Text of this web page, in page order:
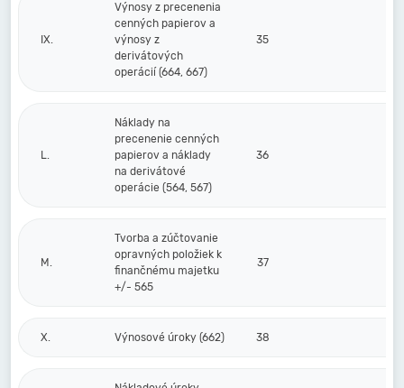
IX.
Výnosy z precenenia
cenných papierov a
výnosy z
derivátových
operácií (664, 667)
35
L.
Náklady na
precenenie cenných
papierov a náklady
na derivátové
operácie (564, 567)
36
M.
Tvorba a zúčtovanie
opravných položiek k
finančnému majetku
+/- 565
37
X. Výnosové úroky (662) 38